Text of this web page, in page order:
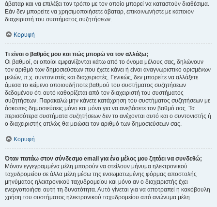
άβαταρ και να επιλέξει τον τρόπο με τον οποίο μπορεί να καταστούν διαθέσιμα.
Εάν δεν μπορείτε να χρησιμοποιήσετε άβαταρ, επικοινωνήστε με κάποιον
διαχειριστή του συστήματος συζητήσεων.
Κορυφή
Τι είναι ο βαθμός μου και πώς μπορώ να τον αλλάξω;
Οι βαθμοί, οι οποίοι εμφανίζονται κάτω από το όνομα μέλους σας, δηλώνουν
τον αριθμό των δημοσιεύσεων που έχετε κάνει ή είναι αναγνωριστικό ορισμένων
μελών, π.χ. συντονιστές και διαχειριστές. Γενικώς, δεν μπορείτε να αλλάξετε
άμεσα το κείμενο οποιουδήποτε βαθμού του συστήματος συζητήσεων
δεδομένου ότι αυτό καθορίζεται από τον διαχειριστή του συστήματος
συζητήσεων. Παρακαλώ μην κάνετε κατάχρηση του συστήματος συζητήσεων με
άσκοπες δημοσιεύσεις μόνο και μόνο για να ανεβάσετε τον βαθμό σας. Τα
περισσότερα συστήματα συζητήσεων δεν το ανέχονται αυτό και ο συντονιστής ή
ο διαχειριστής απλώς θα μειώσει τον αριθμό των δημοσιεύσεων σας.
Κορυφή
Όταν πατάω στον σύνδεσμο email για ένα μέλος μου ζητάει να συνδεθώ;
Μόνον εγγεγραμμένα μέλη μπορούν να στείλουν μήνυμα ηλεκτρονικού
ταχυδρομείου σε άλλα μέλη μέσω της ενσωματωμένης φόρμας αποστολής
μηνύματος ηλεκτρονικού ταχυδρομείου και μόνο αν ο διαχειριστής έχει
ενεργοποιήσει αυτή τη δυνατότητα. Αυτό γίνεται για να αποτραπεί η κακόβουλη
χρήση του συστήματος ηλεκτρονικού ταχυδρομείου από ανώνυμα μέλη.